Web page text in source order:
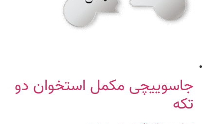
جاسوییچی مکمل استخوان دو
تکه